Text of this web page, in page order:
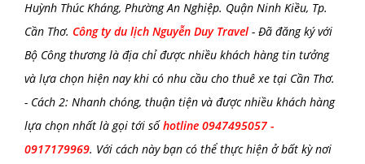
Huỳnh Thúc Kháng, Phường An Nghiệp. Quận Ninh Kiều, Tp.
Cần Thơ. Công ty du lịch Nguyễn Duy Travel - Đã đăng ký với
Bộ Công thương là địa chỉ được nhiều khách hàng tin tưởng
và lựa chọn hiện nay khi có nhu cầu cho thuê xe tại Cần Thơ.
- Cách 2: Nhanh chóng, thuận tiện và được nhiều khách hàng
lựa chọn nhất là gọi tới số hotline 0947495057 -
0917179969. Với cách này bạn có thể thực hiện ở bất kỳ nơi